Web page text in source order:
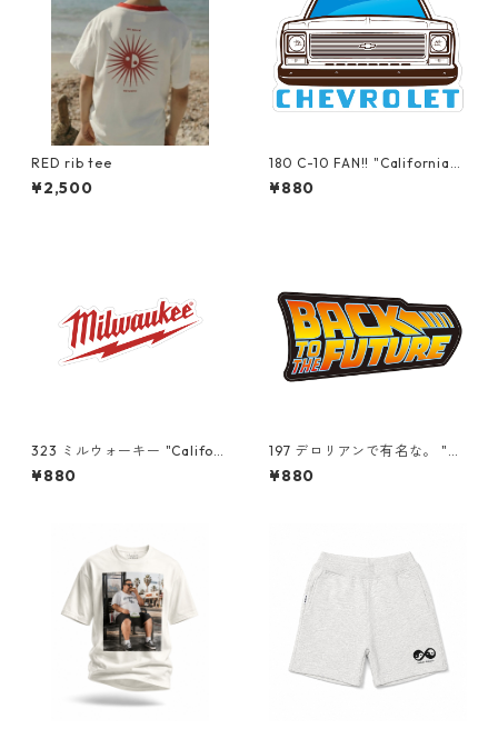
RED rib tee
¥2,500
180 C-10 FAN!! "California
Market Center" アメリカン
ステッカー スーツケース
¥880
323 ミルウォーキー "Californ
ia Market Center" アメリカ
ンステッカー スーツケー
¥880
197 デロリアンで有名な。 "Ca
lifornia Market Center" ア
メリカンステッカー スーツ
¥880